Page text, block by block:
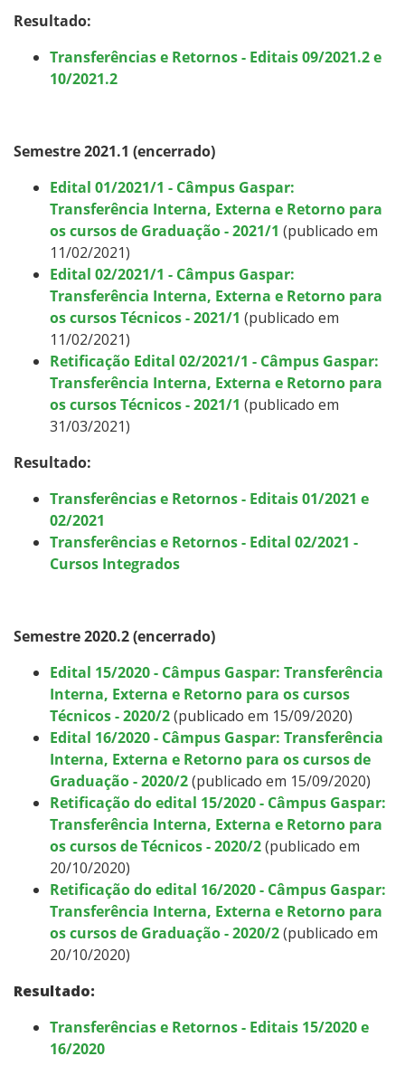
Resultado:
Transferências e Retornos - Editais 09/2021.2 e
10/2021.2
Semestre 2021.1 (encerrado)
Edital 01/2021/1 - Câmpus Gaspar:
Transferência Interna, Externa e Retorno para
os cursos de Graduação - 2021/1 (publicado em
11/02/2021)
Edital 02/2021/1 - Câmpus Gaspar:
Transferência Interna, Externa e Retorno para
os cursos Técnicos - 2021/1 (publicado em
11/02/2021)
Retificação Edital 02/2021/1 - Câmpus Gaspar:
Transferência Interna, Externa e Retorno para
os cursos Técnicos - 2021/1 (publicado em
31/03/2021)
Resultado:
Transferências e Retornos - Editais 01/2021 e
02/2021
Transferências e Retornos - Edital 02/2021 -
Cursos Integrados
Semestre 2020.2 (encerrado)
Edital 15/2020 - Câmpus Gaspar: Transferência
Interna, Externa e Retorno para os cursos
Técnicos - 2020/2(publicado em 15/09/2020)
Edital 16/2020 - Câmpus Gaspar: Transferência
Interna, Externa e Retorno para os cursos de
Graduação - 2020/2(publicado em 15/09/2020)
Retificação do edital 15/2020 - Câmpus Gaspar:
Transferência Interna, Externa e Retorno para
os cursos de Técnicos - 2020/2(publicado em
20/10/2020)
Retificação do edital 16/2020 - Câmpus Gaspar:
Transferência Interna, Externa e Retorno para
os cursos de Graduação - 2020/2(publicado em
20/10/2020)
Resultado:
Transferências e Retornos - Editais 15/2020 e
16/2020